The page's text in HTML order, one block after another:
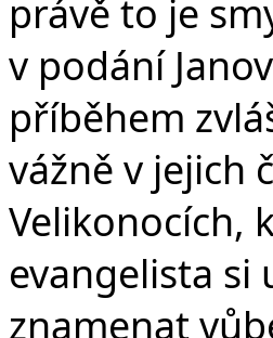
právě to je
v podání
příběhem
vážně v jejich
Velikonocích,
evangelista si
znamenat